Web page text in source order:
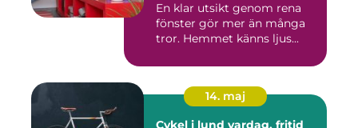
En klar utsikt genom rena
fönster gör mer än många
tror. Hemmet känns ljus...
14. maj
Cykel i lund vardag, fritid